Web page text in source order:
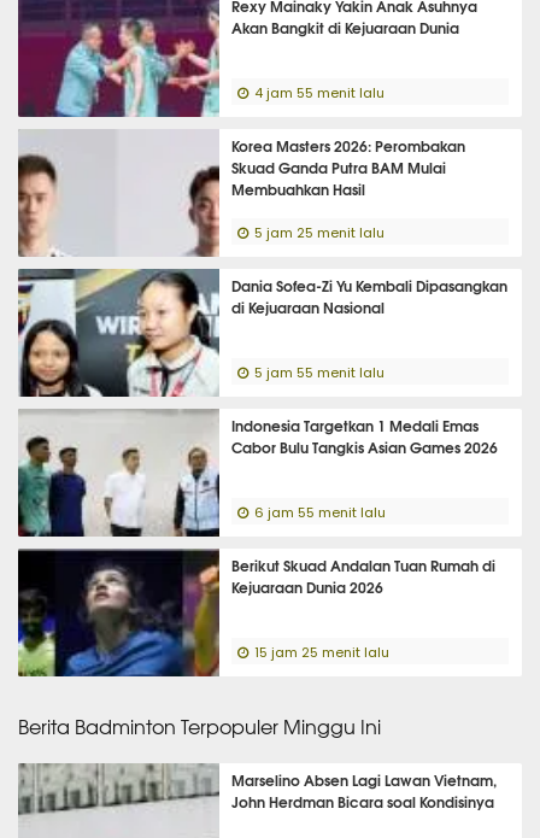
Rexy Mainaky Yakin Anak Asuhnya
Akan Bangkit di Kejuaraan Dunia
4 jam 55 menit lalu
Korea Masters 2026: Perombakan
Skuad Ganda Putra BAM Mulai
Membuahkan Hasil
5 jam 25 menit lalu
Dania Sofea-Zi Yu Kembali Dipasangkan
di Kejuaraan Nasional
5 jam 55 menit lalu
Indonesia Targetkan 1 Medali Emas
Cabor Bulu Tangkis Asian Games 2026
6 jam 55 menit lalu
Berikut Skuad Andalan Tuan Rumah di
Kejuaraan Dunia 2026
15 jam 25 menit lalu
Berita Badminton Terpopuler Minggu Ini
Marselino Absen Lagi Lawan Vietnam,
John Herdman Bicara soal Kondisinya